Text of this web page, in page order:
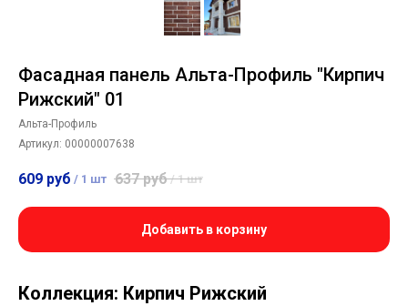
Фасадная панель Альта-Профиль "Кирпич
Рижский" 01
Альта-Профиль
Артикул: 00000007638
609 руб / 1 шт 637 руб / 1 шт
Добавить в корзину
Коллекция: Кирпич Рижский